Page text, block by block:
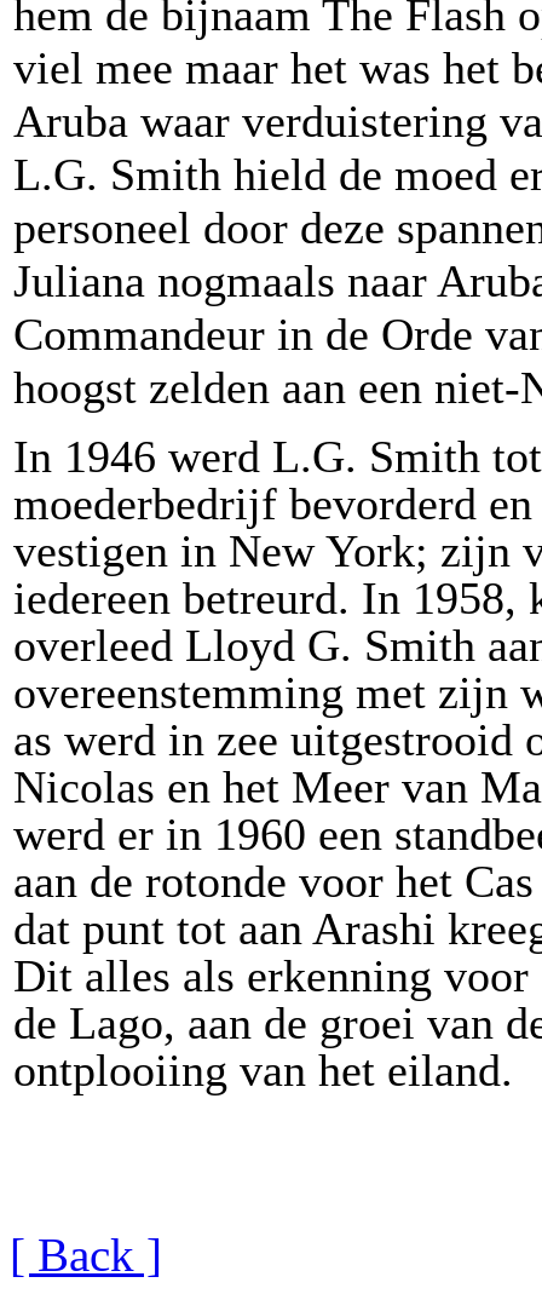
hem de bijnaam The Flash
viel mee maar het was het
Aruba waar verduistering
L.G. Smith hield de moed
personeel door deze
Juliana nogmaals naar
Commandeur in de Orde
hoogst zelden aan een
In 1946 werd L.G. Smith
moederbedrijf bevorderd
vestigen in New York; zijn
iedereen betreurd. In
overleed Lloyd G. Smith
overeenstemming met zijn
as werd in zee uitgestrooid
Nicolas en het Meer van
werd er in 1960 een
aan de rotonde voor het
dat punt tot aan Arashi
Dit alles als erkenning
de Lago, aan de groei van
ontplooiing van het eiland.
[ Back ]